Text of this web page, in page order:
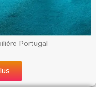
Portugal